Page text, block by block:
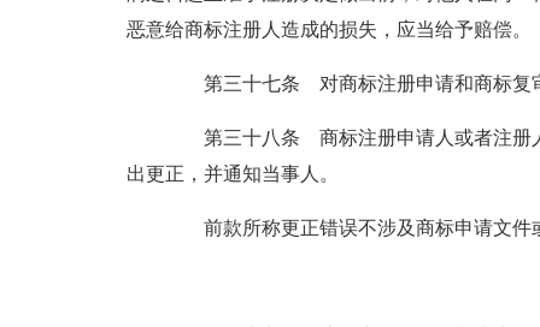
恶意给商标注册人造成的损失，应当给予赔偿。
第三十七条 对商标注册申请和商标复
第三十八条 商标注册申请人或者注册人
出更正，并通知当事人。
前款所称更正错误不涉及商标申请文件